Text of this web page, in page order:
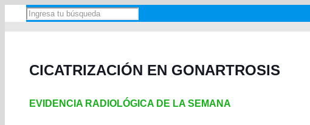
CICATRIZACIÓN EN GONARTROSIS
EVIDENCIA RADIOLÓGICA DE LA SEMANA